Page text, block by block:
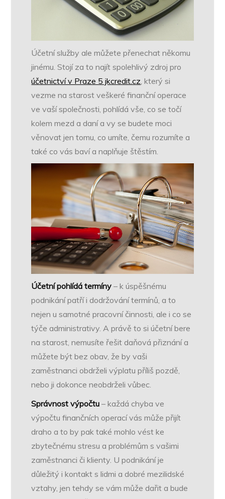
Účetní služby ale můžete přenechat někomu
jinému. Stojí za to najít spolehlivý zdroj pro
účetnictví v Praze 5 jkcredit.cz , který si
vezme na starost veškeré finanční operace
ve vaší společnosti, pohlídá vše, co se točí
kolem mezd a daní a vy se budete moci
věnovat jen tomu, co umíte, čemu rozumíte a
také co vás baví a naplňuje štěstím.
Účetní pohlídá termíny – k úspěšnému
podnikání patří i dodržování termínů, a to
nejen u samotné pracovní činnosti, ale i co se
týče administrativy. A právě to si účetní bere
na starost, nemusíte řešit daňová přiznání a
můžete být bez obav, že by vaši
zaměstnanci obdrželi výplatu příliš pozdě,
nebo ji dokonce neobdrželi vůbec.
Správnost výpočtu – každá chyba ve
výpočtu finančních operací vás může přijít
draho a to by pak také mohlo vést ke
zbytečnému stresu a problémům s vašimi
zaměstnanci či klienty. U podnikání je
důležitý i kontakt s lidmi a dobré mezilidské
vztahy, jen tehdy se vám může dařit a bude